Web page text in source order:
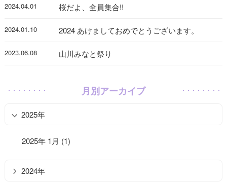
2024.04.01 桜だよ、全員集合!!
2024.01.10 2024 あけましておめでとうございます。
2023.06.08 山川みなと祭り
月別アーカイブ
2025年
2025年 1月 (1)
2024年